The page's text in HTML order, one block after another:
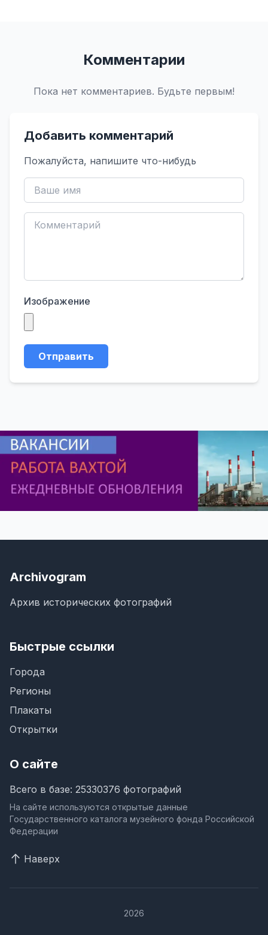
Комментарии
Пока нет комментариев. Будьте первым!
Добавить комментарий
Пожалуйста, напишите что-нибудь
Изображение
Отправить
Archivogram
Архив исторических фотографий
Быстрые ссылки
Города
Регионы
Плакаты
Открытки
О сайте
Всего в базе: 25330376 фотографий
На сайте используются открытые данные
Государственного каталога музейного фонда Российской
Федерации
Наверх
2026